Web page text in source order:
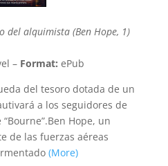
del alquimista (Ben Hope, 1)
– Format: ePub
del tesoro dotada de un
a los seguidores de
Hope, un
de las fuerzas aéreas
(More)